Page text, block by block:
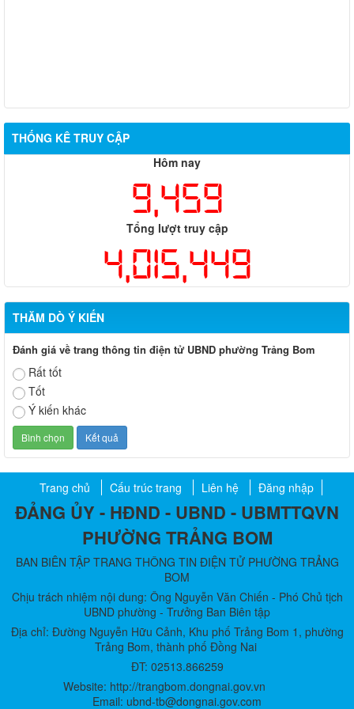
THỐNG KÊ TRUY CẬP
Hôm nay
9,459
Tổng lượt truy cập
4,015,449
THĂM DÒ Ý KIẾN
Đánh giá về trang thông tin điện tử UBND phường Trảng Bom
Rất tốt
Tốt
Ý kiến khác
Trang chủ Cấu trúc trang Liên hệ Đăng nhập
ĐẢNG ỦY - HĐND - UBND - UBMTTQVN
PHƯỜNG TRẢNG BOM
BAN BIÊN TẬP TRANG THÔNG TIN ĐIỆN TỬ PHƯỜNG TRẢNG
BOM
Chịu trách nhiệm nội dung: Ông Nguyễn Văn Chiến - Phó Chủ tịch
UBND phường - Trưởng Ban Biên tập
Địa chỉ: Đường Nguyễn Hữu Cảnh, Khu phố Trảng Bom 1, phường
Trảng Bom, thành phố Đồng Nai
ĐT: 02513.866259
Website: http://trangbom.dongnai.gov.vn
Email: ubnd-tb@dongnai.gov.com